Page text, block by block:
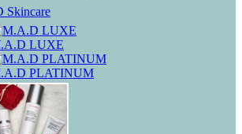
Skincare
LUXE
PLATINUM